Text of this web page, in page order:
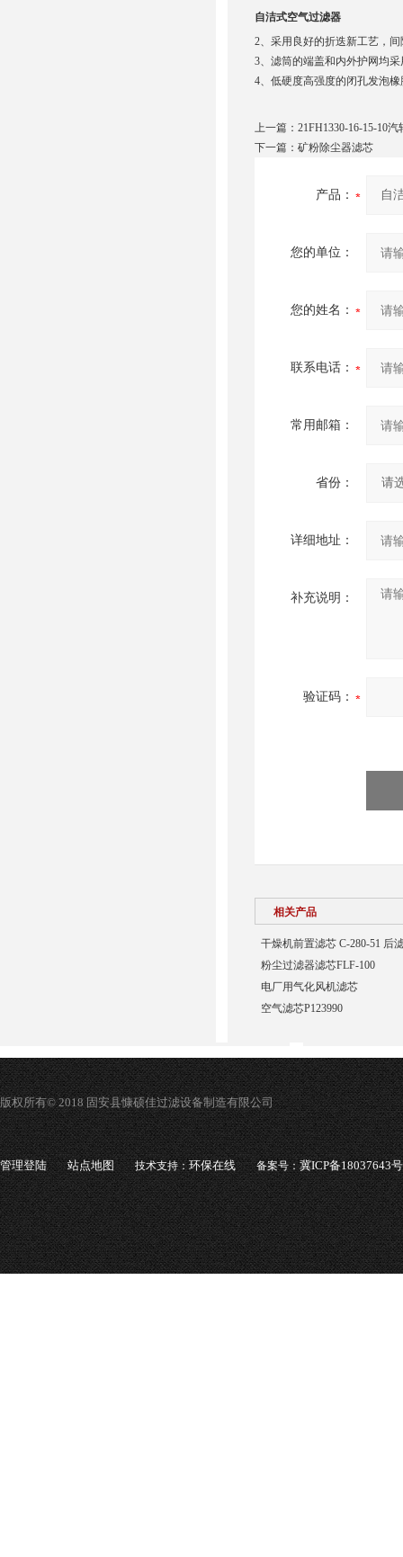
自洁式空气过滤器
2、采用良好的折迭新工艺，
3、滤筒的端盖和内外护网均
4、低硬度高强度的闭孔发泡
上一篇： 21FH1330-16-15-10
下一篇： 矿粉除尘器滤芯
产品：
您的单位：
您的姓名：
联系电话：
常用邮箱：
省份：
详细地址：
补充说明：
验证码：
相关产品
干燥机前置滤芯 C-280-51 后
粉尘过滤器滤芯FLF-100
电厂用气化风机滤芯
空气滤芯P123990
版权所有© 2018 固安县慷硕佳过滤设备制造有限公司
管理登陆 站点地图 技术支持：环保在线 备案号：冀ICP备18037643